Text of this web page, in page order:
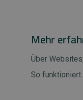
Mehr
Über
So funktioniert